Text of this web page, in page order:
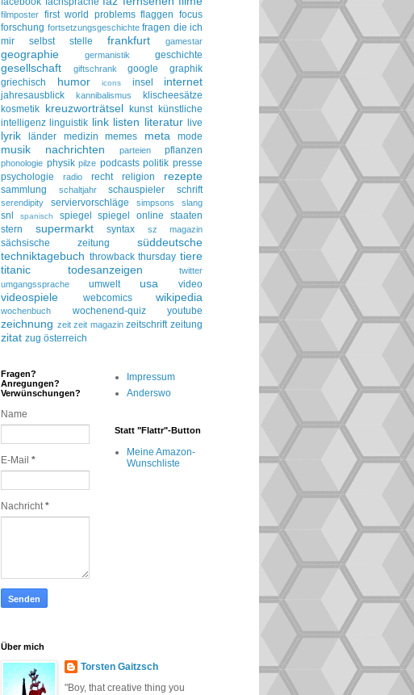
filmposter first world problems flaggen focus
forschung fortsetzungsgeschichte fragen die ich
mir selbst stelle
frankfurt gamestar
geographie germanistik geschichte
gesellschaft giftschrank google
graphik
griechisch
humor icons insel internet
jahresausblick kannibalismus
klischeesätze
kosmetik kreuzworträtsel kunst
künstliche
intelligenz linguistik link listen literatur live
lyrik länder medizin memes meta mode
musik nachrichten parteien pflanzen
phonologie physik pilze podcasts politik presse
psychologie
radio recht religion rezepte
sammlung schaltjahr schauspieler schrift
serendipity serviervorschläge simpsons slang
snl spanisch spiegel spiegel online
staaten
stern
supermarkt syntax sz magazin
sächsische zeitung
süddeutsche
techniktagebuch throwback thursday tiere
titanic
todesanzeigen
twitter
umgangssprache
umwelt usa video
videospiele webcomics wikipedia
wochenbuch wochenend-quiz youtube
zeichnung zeit zeit magazin zeitschrift zeitung
zitat zug österreich
Fragen?
Anregungen?
Verwünschungen?
Name
E-Mail *
Nachricht*
Impressum
Anderswo
Statt "Flattr"-Button
Meine Amazon-
Wunschliste
Über mich
Torsten Gaitzsch
"Boy, that creative thing you